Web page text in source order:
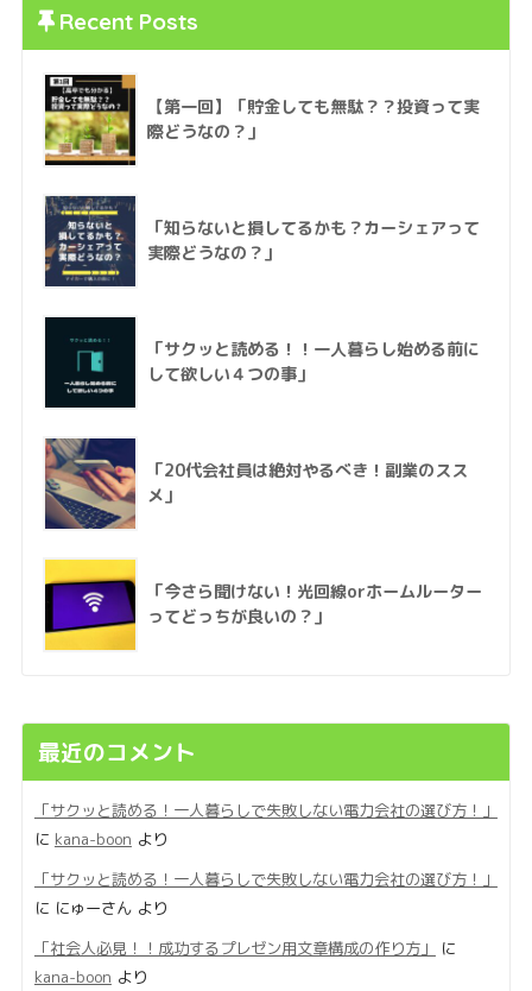
Recent Posts
【第一回】「貯金しても無駄？？投資って実
際どうなの？」
「知らないと損してるかも？カーシェアって
実際どうなの？」
「サクッと読める！！一人暮らし始める前に
して欲しい４つの事」
「20代会社員は絶対やるべき！副業のスス
メ」
「今さら聞けない！光回線orホームルーター
ってどっちが良いの？」
最近のコメント
「サクッと読める！一人暮らしで失敗しない電力会社の選び方！」
に kana-boon より
「サクッと読める！一人暮らしで失敗しない電力会社の選び方！」
に にゅーさんより
「社会人必見！！成功するプレゼン用文章構成の作り方」
に
kana-boon より